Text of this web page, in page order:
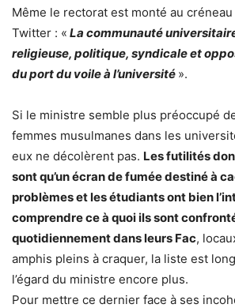
Même le rectorat est monté au
Twitter : « La communauté
religieuse, politique, syndicale et
du port du voile à l’université ».
Si le ministre semble plus préoccupé
femmes musulmanes dans les
eux ne décolèrent pas. Les futilités
sont qu’un écran de fumée destiné à
problèmes et les étudiants ont bien
comprendre ce à quoi ils sont
quotidiennement dans leurs Fac,
amphis pleins à craquer, la liste est
l’égard du ministre encore plus.
Pour mettre ce dernier face à ses